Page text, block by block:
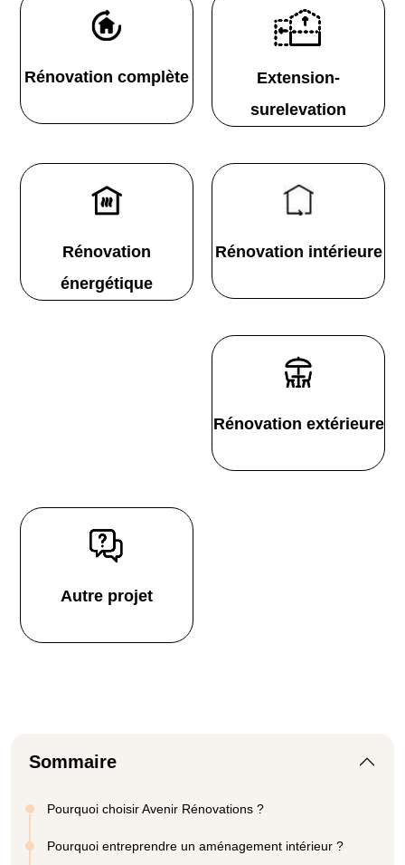
Rénovation complète
Extension-
surelevation
Rénovation
énergétique
Rénovation intérieure
Rénovation extérieure
Autre projet
Sommaire
Pourquoi choisir Avenir Rénovations ?
Pourquoi entreprendre un aménagement intérieur ?